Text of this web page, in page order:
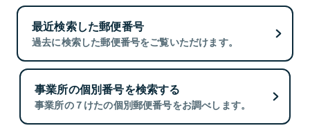
最近検索した郵便番号
過去に検索した郵便番号をご覧いただけます。
事業所の個別番号を検索する
事業所の７けたの個別郵便番号をお調べします。